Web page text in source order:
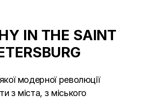
IN THE SAINT
модерної революції
з міста, з міського